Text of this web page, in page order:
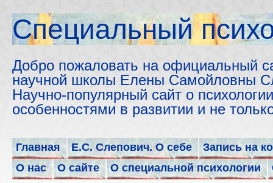
Cпециальный
Добро пожаловать на официальный
научной школы Елены Самойловны
Научно-популярный сайт о
особенностями в развитии и не
Главная Е.С. Слепович. О себе
Запись на
О нас
О сайте О специальной психологии